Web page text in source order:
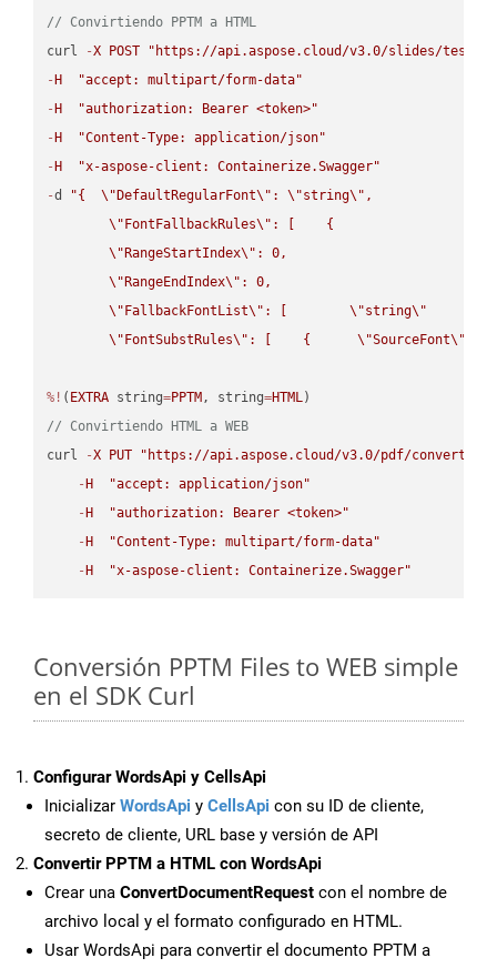
// Convirtiendo PPTM a HTML
curl
-X POST
"https://api.aspose.cloud/v3.0/slides/test-
- H
"accept: multipart/form-data"
- H
"authorization: Bearer <token>"
- H
"Content-Type: application/json"
- H
"x-aspose-client: Containerize.Swagger"
-d "{ \" DefaultRegularFont\" : \"string\" ,
\" FontFallbackRules\" : [    {
\" RangeStartIndex\" : 0,
\" RangeEndIndex\" : 0,
\" FallbackFontList\" : [ \"string\"
\" FontSubstRules\" : [    { \"SourceFont\"
%! ( EXTRA string=PPTM , string=HTML
// Convirtiendo HTML a WEB
curl
-X PUT
"https://api.aspose.cloud/v3.0/pdf/convert/
- H
"accept: application/json"
- H
"authorization: Bearer <token>"
- H
"Content-Type: multipart/form-data"
- H "x-aspose-client: Containerize.Swagger"
Conversión PPTM Files to WEB simple
en el SDK Curl
Configurar WordsApi y CellsApi
Inicializar WordsApi y CellsApi con su ID de cliente,
secreto de cliente, URL base y versión de API
Convertir PPTM a HTML con WordsApi
Crear una ConvertDocumentRequest con el nombre de
archivo local y el formato configurado en HTML.
Usar WordsApi para convertir el documento PPTM a